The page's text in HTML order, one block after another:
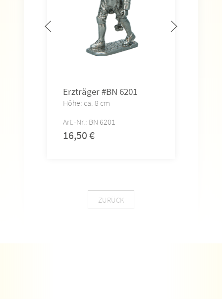
Erzträger #BN 6201
Höhe: ca. 8 cm
Art.-Nr.: BN 6201
16,50€
ZURÜCK